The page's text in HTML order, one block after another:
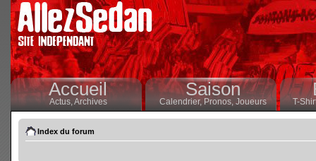
Accueil
Actus,Archives
Saison
Calendrier,Pronos, Joueurs T-
Index du forum